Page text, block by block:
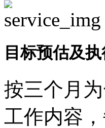
目标预估及
按三个月
工作内容